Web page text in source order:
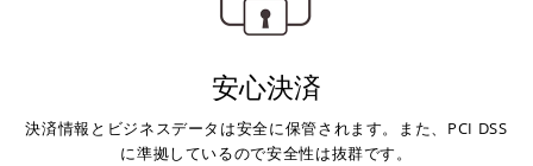
い方法をご選択頂き、クリックするだけで簡単に支払い
※ ご利用には事前にPayPay、Apple Payの利用登録が
安心決済
決済情報とビジネスデータは安全に保管されます。また、PCI DSS
に準拠しているので安全性は抜群です。